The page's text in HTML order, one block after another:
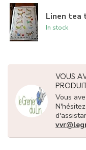
Linen tea
In stock
VOUS
Vous